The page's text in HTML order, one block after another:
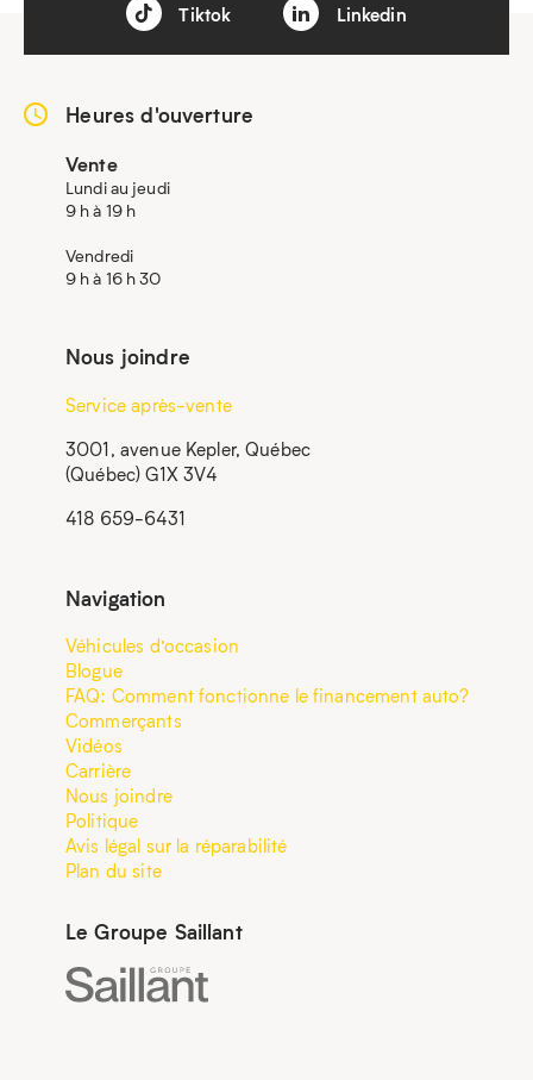
Tiktok Linkedin
Heures d'ouverture
Vente
Lundi au jeudi
9 h à 19 h
Vendredi
9 h à 16 h 30
Nous joindre
Service après-vente
3001, avenue Kepler, Québec
(Québec) G1X 3V4
418 659-6431
Navigation
Véhicules d’occasion
Blogue
FAQ: Comment fonctionne le financement auto?
Commerçants
Vidéos
Carrière
Nous joindre
Politique
Avis légal sur la réparabilité
Plan du site
Le Groupe Saillant